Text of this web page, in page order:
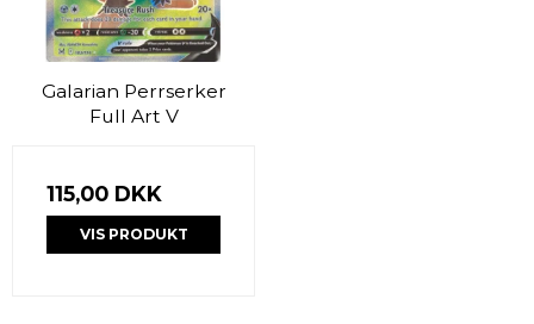
Galarian Perrserker
Full Art V
115,00 DKK
VIS PRODUKT